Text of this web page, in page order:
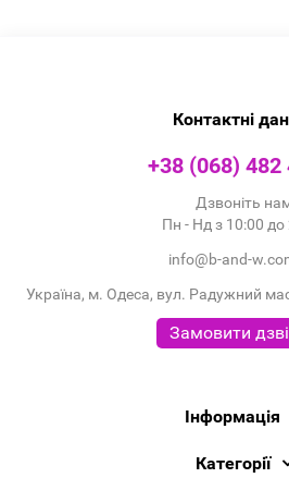
Контактні
+38 (068) 482
Дзвоніть
Пн - Нд з 10:00 до
info@b-and-
Україна, м. Одеса, вул. Радужний
Замовити
Інформація
Категорії